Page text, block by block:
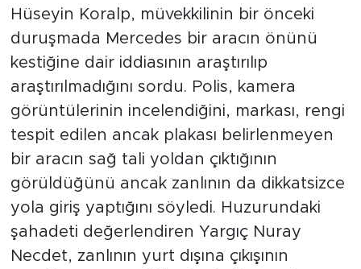
Hüseyin Koralp, müvekkilinin bir önceki
duruşmada Mercedes bir aracın önünü
kestiğine dair iddiasının araştırılıp
araştırılmadığını sordu. Polis, kamera
görüntülerinin incelendiğini, markası, rengi
tespit edilen ancak plakası belirlenmeyen
bir aracın sağ tali yoldan çıktığının
görüldüğünü ancak zanlının da dikkatsizce
yola giriş yaptığını söyledi. Huzurundaki
şahadeti değerlendiren Yargıç Nuray
Necdet, zanlının yurt dışına çıkışının